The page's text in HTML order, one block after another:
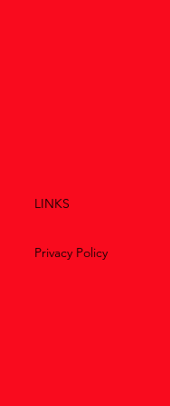
LINKS
Privacy Policy